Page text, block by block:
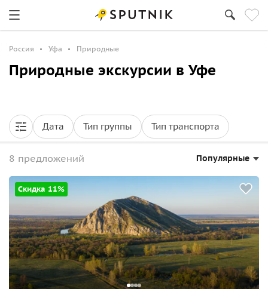
Россия Уфа Природные
Природные экскурсии в Уфе
Дата Тип группы Тип транспорта
8 предложений Популярные
Скидка 11%